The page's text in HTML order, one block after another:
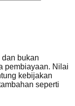
bukan
pembiayaan. Nilai
kebijakan
seperti